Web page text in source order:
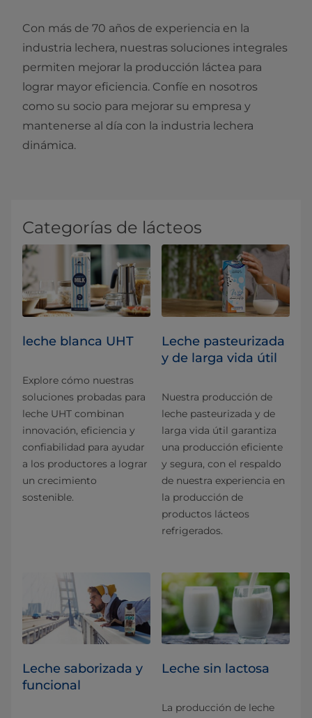
Con más de 70 años de experiencia en la
industria lechera, nuestras soluciones integrales
permiten mejorar la producción láctea para
lograr mayor eficiencia. Confíe en nosotros
como su socio para mejorar su empresa y
mantenerse al día con la industria lechera
dinámica.
Categorías de lácteos
leche blanca UHT
Explore cómo nuestras
soluciones probadas para
leche UHT combinan
innovación, eficiencia y
confiabilidad para ayudar
a los productores a lograr
un crecimiento
sostenible.
Leche pasteurizada
y de larga vida útil
Nuestra producción de
leche pasteurizada y de
larga vida útil garantiza
una producción eficiente
y segura, con el respaldo
de nuestra experiencia en
la producción de
productos lácteos
refrigerados.
Leche saborizada y
funcional
Leche sin lactosa
La producción de leche